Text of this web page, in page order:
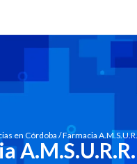
en Córdoba/ Farmacia